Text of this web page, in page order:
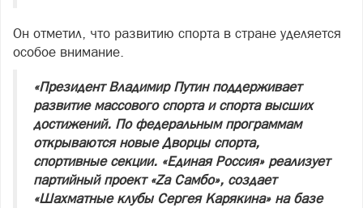
Он отметил, что развитию спорта в стране уделяется
особое внимание.
«Президент Владимир Путин поддерживает
развитие массового спорта и спорта высших
достижений. По федеральным программам
открываются новые Дворцы спорта,
спортивные секции. «Единая Россия» реализует
партийный проект «Zа Самбо», создает
«Шахматные клубы Сергея Карякина» на базе